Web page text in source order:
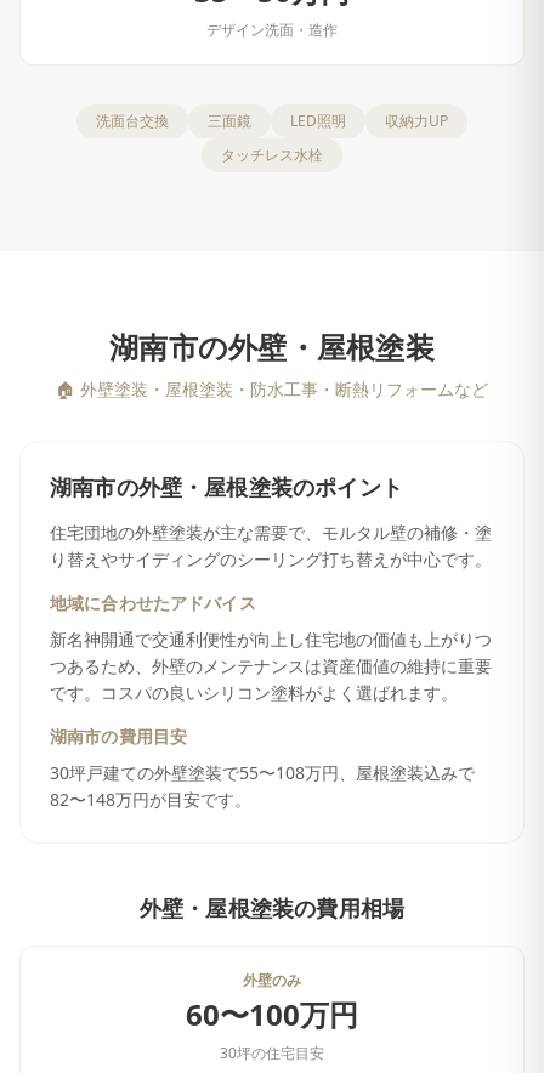
デザイン洗面・造作
洗面台交換 三面鏡 LED照明
収納力UP
タッチレス水栓
湖南市の外壁・屋根塗装
🏠 外壁塗装・屋根塗装・防水工事・断熱リフォームなど
湖南市の外壁・屋根塗装のポイント
住宅団地の外壁塗装が主な需要で、モルタル壁の補修・塗
り替えやサイディングのシーリング打ち替えが中心です。
地域に合わせたアドバイス
新名神開通で交通利便性が向上し住宅地の価値も上がりつ
つあるため、外壁のメンテナンスは資産価値の維持に重要
です。コスパの良いシリコン塗料がよく選ばれます。
湖南市の費用目安
30坪戸建ての外壁塗装で55〜108万円、屋根塗装込みで
82〜148万円が目安です。
外壁・屋根塗装の費用相場
外壁のみ
60〜100万円
30坪の住宅目安